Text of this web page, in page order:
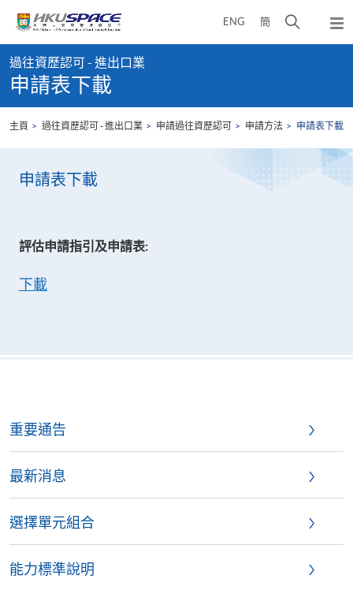
content
ENG 簡
開
面
彈
出
content
start
過往資歷認可 - 進出口業
申請表下載
主頁 過往資歷認可 - 進出口業 申請過往資歷認可 申請方法 申請表下載
申請表下載
評估申請指引及申請表:
下載
重要通告
最新消息
選擇單元組合
能力標準說明